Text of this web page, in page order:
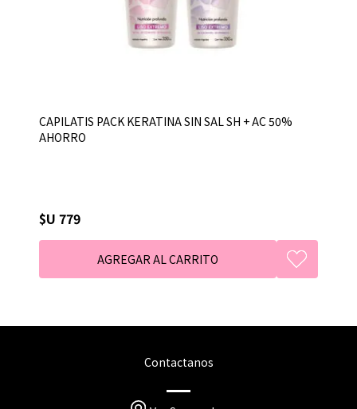
CAPILATIS PACK KERATINA SIN SAL SH + AC 50%
AHORRO
$U 779
Contactanos